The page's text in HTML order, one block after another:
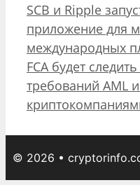
SCB и Ripple
приложение для
международных
FCA будет
требований AML
© 2026 •